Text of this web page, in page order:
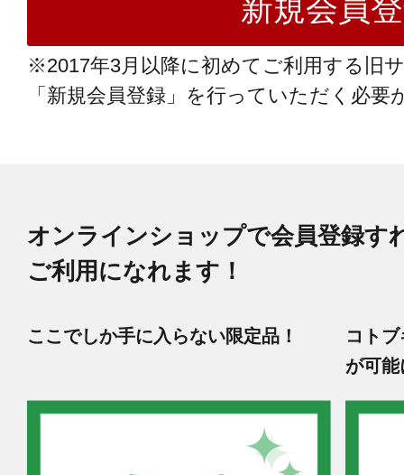
※2017年3月以降に初めてご利用する旧
「新規会員登録」を行っていただく必要
オンラインショップで会員登録す
ご利用になれます！
ここでしか手に入らない限定品！
コト
が可能